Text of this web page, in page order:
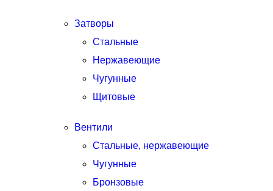
Затворы
Стальные
Нержавеющие
Чугунные
Щитовые
Вентили
Стальные, нержавеющие
Чугунные
Бронзовые